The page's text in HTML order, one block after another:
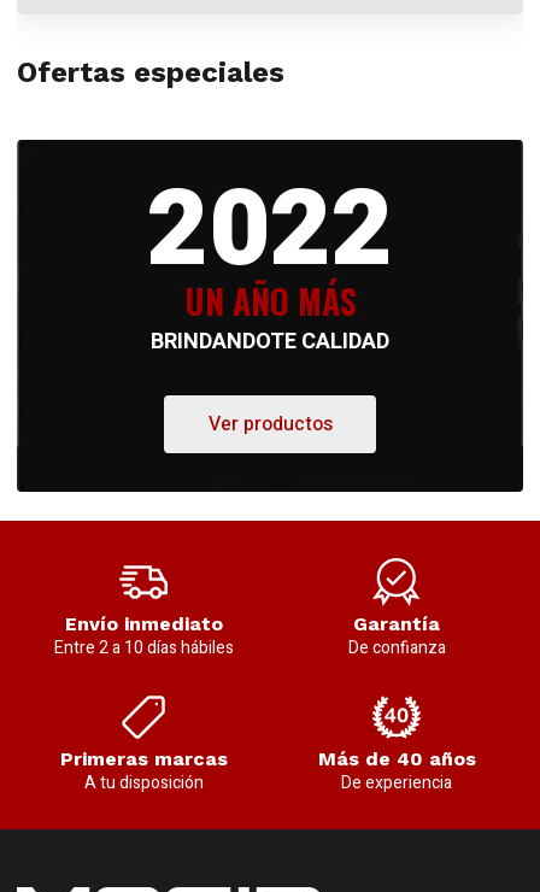
Ofertas especiales
2022
UN AÑO MÁS
BRINDANDOTE CALIDAD
Ver productos
Envío inmediato
Entre 2 a 10 días hábiles
Garantía
De confianza
Primeras marcas
A tu disposición
Más de 40 años
De experiencia